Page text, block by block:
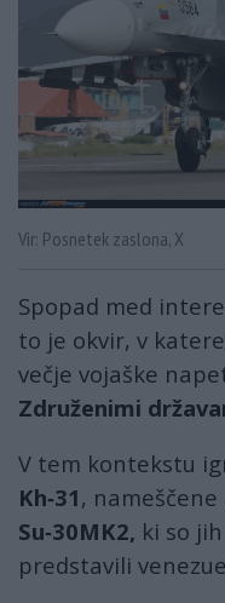
Vir: Posnetek zaslona, X
Spopad med
to je okvir, v
večje vojaške
Združenimi držav
V tem kontekstu
Kh‑31,
Su‑30MK2, ki so
predstavili